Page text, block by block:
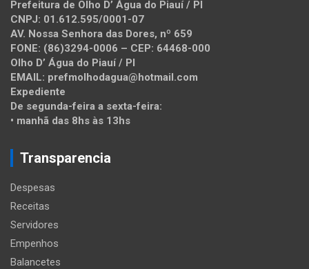
Prefeitura de Olho D’ Água do Piauí / PI
CNPJ: 01.612.595/0001-07
AV. Nossa Senhora das Dores, nº 659
FONE: (86)3294-0006 – CEP: 64468-000
Olho D’ Água do Piauí / PI
EMAIL: prefmolhodagua@hotmail.com
Expediente
De segunda-feira a sexta-feira:
• manhã das 8hs às 13hs
Transparencia
Despesas
Receitas
Servidores
Empenhos
Balancetes